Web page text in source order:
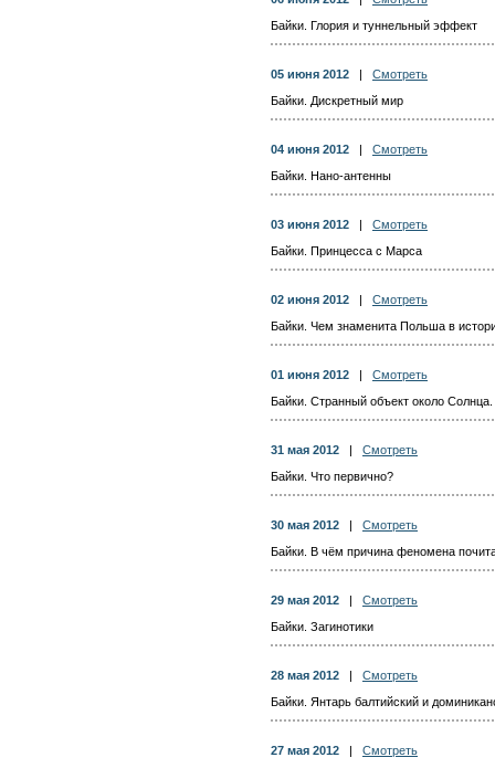
Байки. Глория и туннельный эффект
05 июня 2012
Смотреть
Байки. Дискретный мир
04 июня 2012
Смотреть
Байки. Нано-антенны
03 июня 2012
Смотреть
Байки. Принцесса с Марса
02 июня 2012
Смотреть
Байки. Чем знаменита Польша в
01 июня 2012
Смотреть
Байки. Странный объект около
31 мая 2012
Смотреть
Байки. Что первично?
30 мая 2012
Смотреть
Байки. В чём причина феномена
29 мая 2012
Смотреть
Байки. Загинотики
28 мая 2012
Смотреть
Байки. Янтарь балтийский и
27 мая 2012
Смотреть